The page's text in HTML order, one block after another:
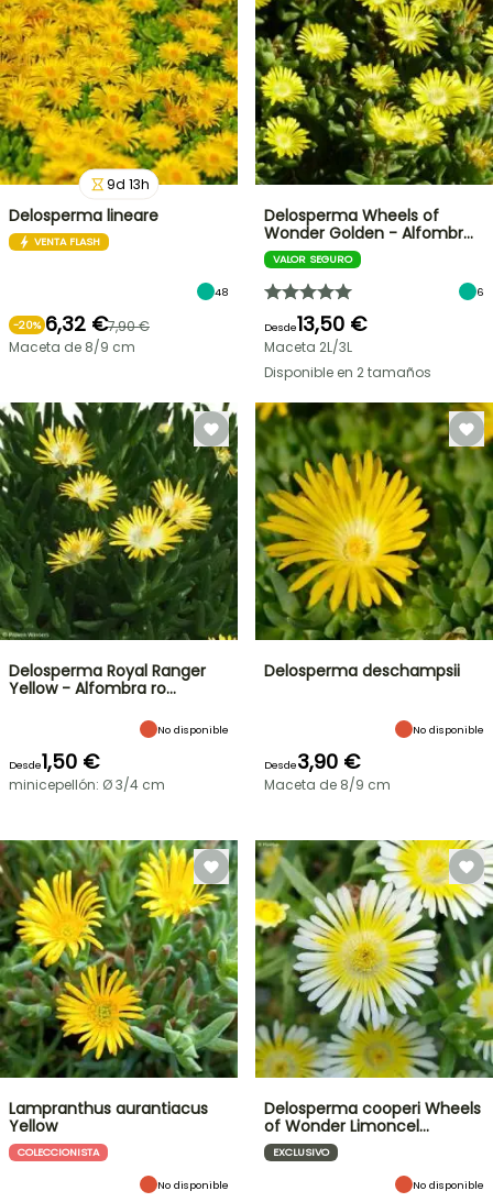
9d 13h
Delosperma lineare
VENTA FLASH
48
-20% 6,32 €7,90 €
Maceta de 8/9 cm
Delosperma Wheels of
Wonder Golden - Alfombr…
VALOR SEGURO
6
Desde13,50 €
Maceta 2L/3L
Disponible en 2 tamaños
Delosperma Royal Ranger
Yellow - Alfombra ro…
No disponible
Desde1,50 €
minicepellón: Ø 3/4 cm
Delosperma deschampsii
No disponible
Desde3,90 €
Maceta de 8/9 cm
Lampranthus aurantiacus
Yellow
COLECCIONISTA
No disponible
Delosperma cooperi Wheels
of Wonder Limoncel…
EXCLUSIVO
No disponible